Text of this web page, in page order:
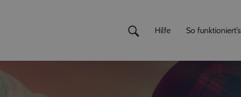
Hilfe So funktioniert’s